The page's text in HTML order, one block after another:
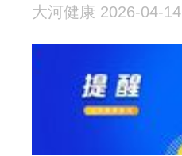
大河健康 2026-04-14